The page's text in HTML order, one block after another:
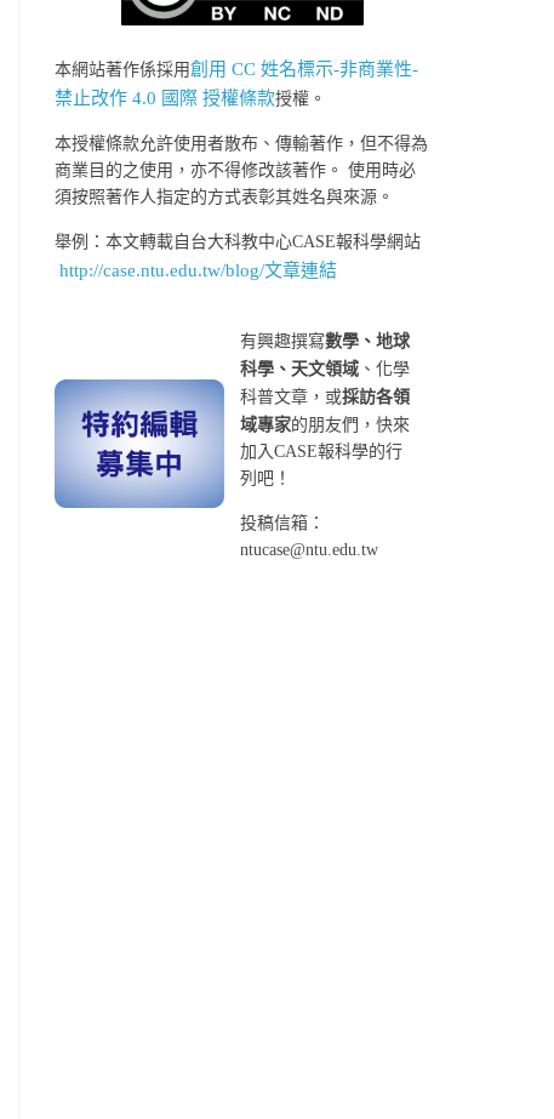
本網站著作係採用創用 CC 姓名標示-非商業性-
禁止改作 4.0 國際 授權條款授權。
本授權條款允許使用者散布、傳輸著作，但不得為
商業目的之使用，亦不得修改該著作。 使用時必
須按照著作人指定的方式表彰其姓名與來源。
舉例：本文轉載自台大科教中心CASE報科學網站
http://case.ntu.edu.tw/blog/文章連結
有興趣撰寫數學、地球
科學、天文領域 、化學
科普文章，或採訪各領
域專家的朋友們，快來
加入CASE報科學的行
列吧！
投稿信箱：
ntucase@ntu.edu.tw